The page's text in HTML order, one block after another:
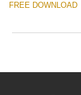
FREE DOWNLOAD